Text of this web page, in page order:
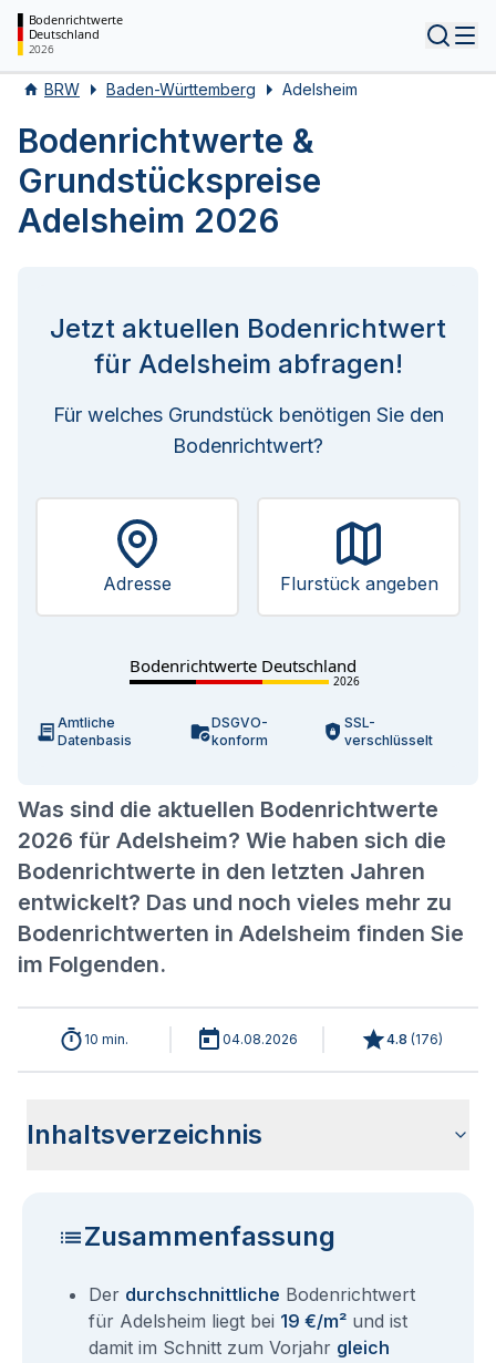
Bodenrichtwerte
Deutschland
2026
BRW Baden-Württemberg Adelsheim
Bodenrichtwerte &
Grundstückspreise
Adelsheim 2026
Was sind die aktuellen Bodenrichtwerte
2026 für Adelsheim? Wie haben sich die
Bodenrichtwerte in den letzten Jahren
entwickelt? Das und noch vieles mehr zu
Bodenrichtwerten in Adelsheim finden Sie
im Folgenden.
Jetzt aktuellen Bodenrichtwert
für Adelsheim abfragen!
Für welches Grundstück benötigen Sie den
Bodenrichtwert?
Adresse Flurstück angeben
Bodenrichtwerte Deutschland
2026
Amtliche
Datenbasis
DSGVO-
konform
SSL-
verschlüsselt
10 min. 04.08.2026 4.8 (176)
Inhaltsverzeichnis
Zusammenfassung
Der durchschnittliche Bodenrichtwert
für Adelsheim liegt bei 19 €/m² und ist
damit im Schnitt zum Vorjahr gleich